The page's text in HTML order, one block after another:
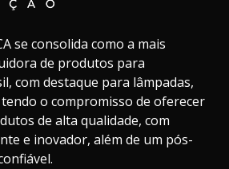
se consolida como a mais
de produtos para
com destaque para lâmpadas,
o compromisso de oferecer
de alta qualidade, com
e inovador, além de um pós-